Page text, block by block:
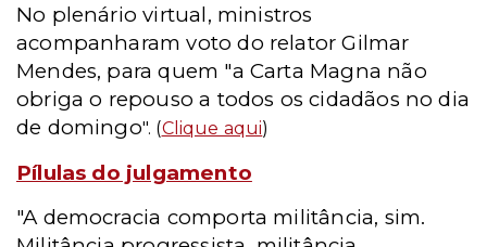
No plenário virtual, ministros
acompanharam voto do relator Gilmar
Mendes, para quem "a Carta Magna não
obriga o repouso a todos os cidadãos no dia
de domingo". (Clique aqui)
Pílulas do julgamento
"A democracia comporta militância, sim.